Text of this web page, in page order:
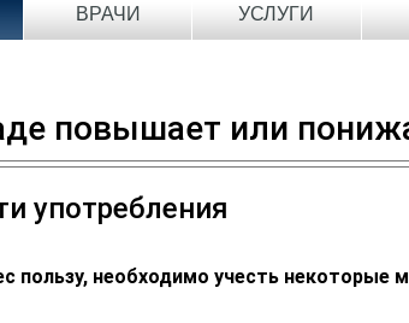
ВРАЧИ УСЛУГИ
повышает или
употребления
пользу, необходимо учесть некоторые